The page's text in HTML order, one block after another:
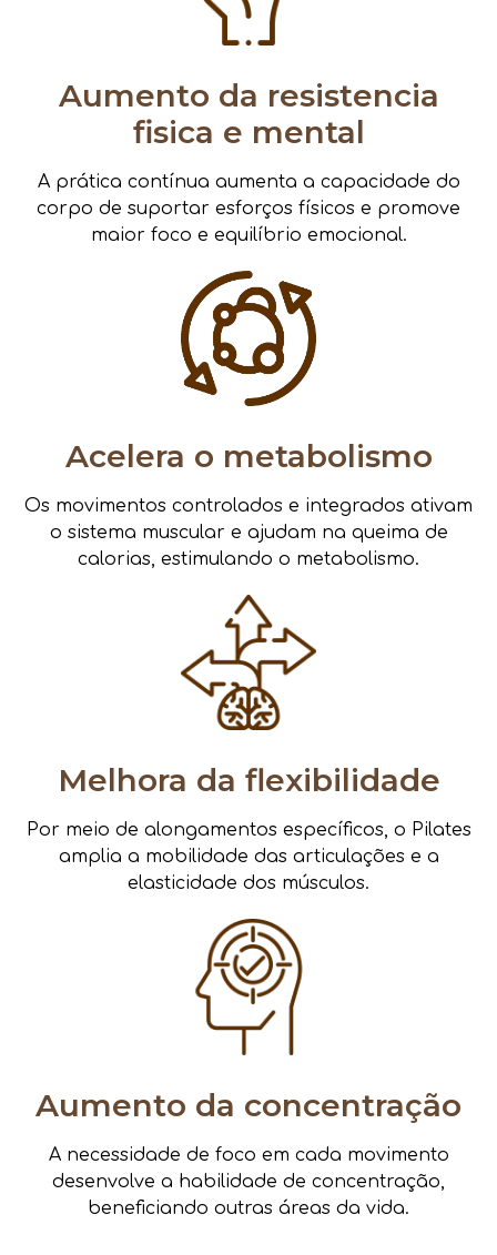
Aumento da resistencia
fisica e mental
A prática contínua aumenta a capacidade do
corpo de suportar esforços físicos e promove
maior foco e equilíbrio emocional.
Acelera o metabolismo
Os movimentos controlados e integrados ativam
o sistema muscular e ajudam na queima de
calorias, estimulando o metabolismo.
Melhora da flexibilidade
Por meio de alongamentos específicos, o Pilates
amplia a mobilidade das articulações e a
elasticidade dos músculos.
Aumento da concentração
A necessidade de foco em cada movimento
desenvolve a habilidade de concentração,
beneficiando outras áreas da vida.